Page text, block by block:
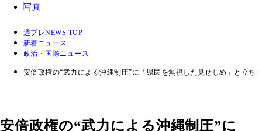
写真
週プレNEWS TOP
新着ニュース
政治・国際ニュース
安倍政権の“武力による沖縄制圧”に「県民を無視した見せしめ」と立
安倍政権の“武力による沖縄制圧”に